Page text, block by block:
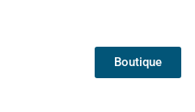
Boutique